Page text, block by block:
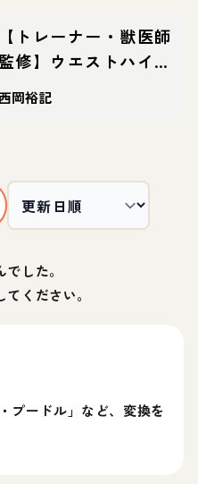
【トレーナー・獣医師
監修】ウエストハイラ
ンドホワイトテリア
（ウェスティ）ってど
岡裕記
した。
ください。
プードル」など、変換を